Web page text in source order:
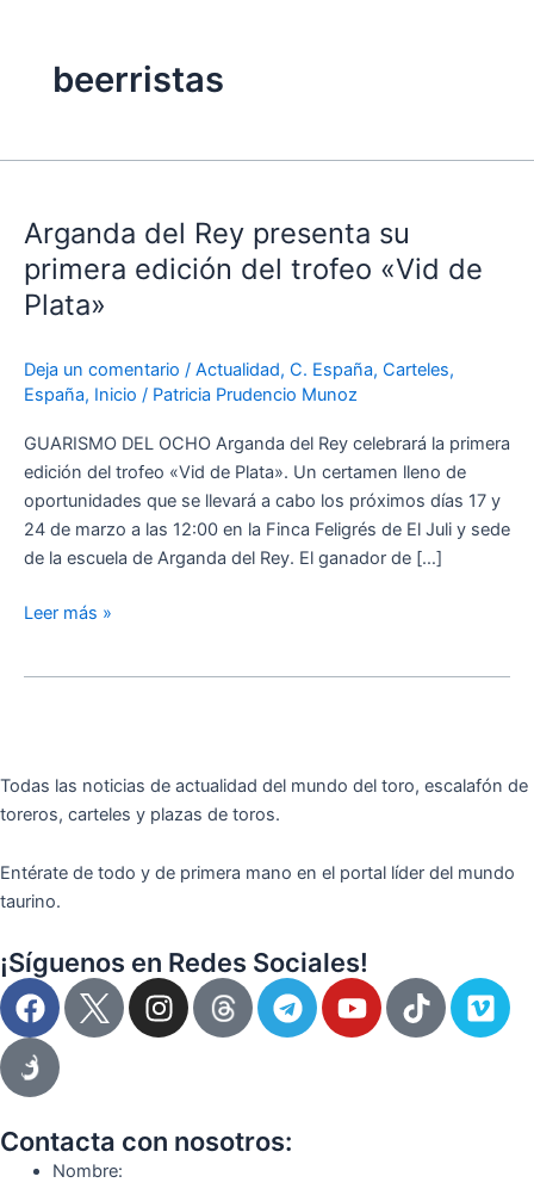
beerristas
Arganda del Rey presenta su
primera edición del trofeo «Vid de
Plata»
Deja un comentario / Actualidad, C. España, Carteles,
España, Inicio / Patricia Prudencio Munoz
GUARISMO DEL OCHO Arganda del Rey celebrará la primera
edición del trofeo «Vid de Plata». Un certamen lleno de
oportunidades que se llevará a cabo los próximos días 17 y
24 de marzo a las 12:00 en la Finca Feligrés de El Juli y sede
de la escuela de Arganda del Rey. El ganador de […]
Rey
presenta
su
primera
del
trofeo
«Vid
de
Leer más »
Todas las noticias de actualidad del mundo del toro, escalafón de
toreros, carteles y plazas de toros.
Entérate de todo y de primera mano en el portal líder del mundo
taurino.
¡Síguenos en Redes Sociales!
F
a
c
e
o
o
I
n
g
T
e
r
Y
o
T
i
V
i
Contacta con nosotros:
Nombre: